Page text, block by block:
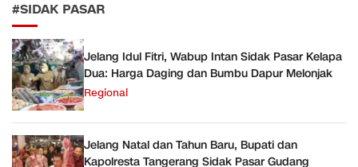
#SIDAK PASAR
Jelang Idul Fitri, Wabup Intan Sidak Pasar Kelapa
Dua: Harga Daging dan Bumbu Dapur Melonjak
Regional
Jelang Natal dan Tahun Baru, Bupati dan
Kapolresta Tangerang Sidak Pasar Gudang